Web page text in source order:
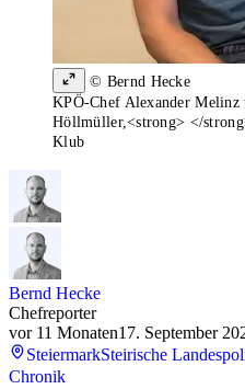
© Bernd Hecke
KPÖ-Chef Alexander Melinz
Höllmüller,<strong> </
Klub
Bernd Hecke
Chefreporter
vor 11 Monaten17. September
SteiermarkSteirische
Chronik